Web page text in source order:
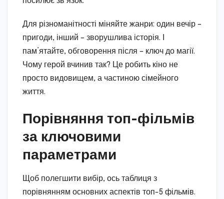
Для різноманітності міняйте жанри: один вечір –
пригоди, інший – зворушлива історія. І
пам’ятайте, обговорення після – ключ до магії.
Чому герой вчинив так? Це робить кіно не
просто видовищем, а частиною сімейного
життя.
Порівняння топ-фільмів
за ключовими
параметрами
Щоб полегшити вибір, ось таблиця з
порівнянням основних аспектів топ-5 фільмів.